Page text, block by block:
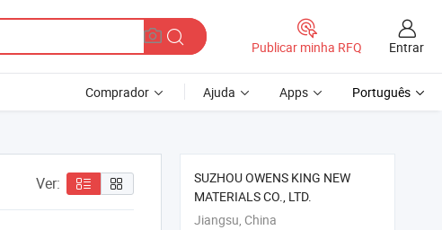
Publicar minha RFQ Entrar
Comprador Ajuda Apps Português
Ver:
SUZHOU OWENS KING NEW
MATERIALS CO., LTD.
Jiangsu, China